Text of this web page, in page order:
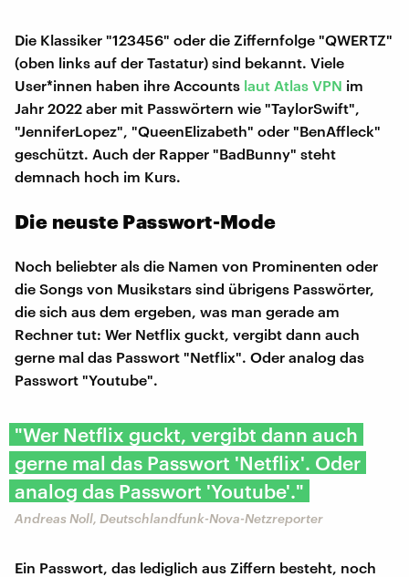
Die Klassiker "123456" oder die Ziffernfolge "QWERTZ"
(oben links auf der Tastatur) sind bekannt. Viele
User*innen haben ihre Accounts laut Atlas VPN im
Jahr 2022 aber mit Passwörtern wie "TaylorSwift",
"JenniferLopez", "QueenElizabeth" oder "BenAffleck"
geschützt. Auch der Rapper "BadBunny" steht
demnach hoch im Kurs.
Die neuste Passwort-Mode
Noch beliebter als die Namen von Prominenten oder
die Songs von Musikstars sind übrigens Passwörter,
die sich aus dem ergeben, was man gerade am
Rechner tut: Wer Netflix guckt, vergibt dann auch
gerne mal das Passwort "Netflix". Oder analog das
Passwort "Youtube".
"Wer Netflix guckt, vergibt dann auch
gerne mal das Passwort 'Netflix'. Oder
analog das Passwort 'Youtube'."
Andreas Noll, Deutschlandfunk-Nova-Netzreporter
Ein Passwort, das lediglich aus Ziffern besteht, noch